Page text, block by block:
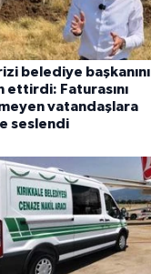
belediye başkanını
ettirdi: Faturasını
vatandaşlara
seslendi